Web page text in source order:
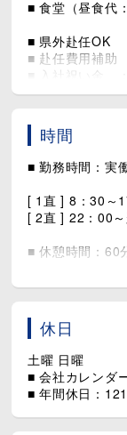
■ 食堂（昼食代
■ 県外赴任OK
■ 赴任費用補助
■ 入社祝い金
■ 契約更新手当
■ 法人契約の寮
■ 寮費：個人負
∟ 水道光熱費
■ 車・自転車通
■ 駐車場あり
■ 喫煙所：なし
時間
■ 勤務時間：実
[ 1直 ] 8：30～
[ 2直 ] 22：00
■ 休憩時間：60
[ 1直 ]
▶ 15：00～15：
[ 2直 ]
▶ 2：00～2：55
▶ 2：00～2：
■ 2交替勤務
休日
土曜 日曜
■ 会社カレンダ
■ 年間休日：